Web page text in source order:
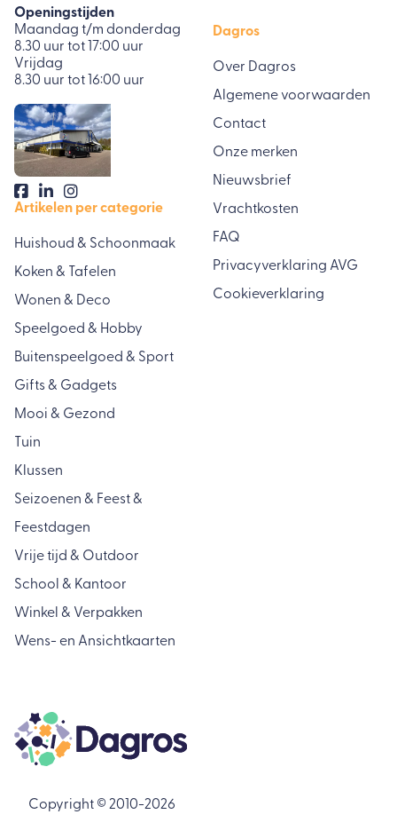
Openingstijden
Maandag t/m donderdag
8.30 uur tot 17:00 uur
Vrijdag
8.30 uur tot 16:00 uur
Artikelen per categorie
Huishoud & Schoonmaak
Koken & Tafelen
Wonen & Deco
Speelgoed & Hobby
Buitenspeelgoed & Sport
Gifts & Gadgets
Mooi & Gezond
Tuin
Klussen
Seizoenen & Feest &
Feestdagen
Vrije tijd & Outdoor
School & Kantoor
Winkel & Verpakken
Wens- en Ansichtkaarten
Dagros
Over Dagros
Algemene voorwaarden
Contact
Onze merken
Nieuwsbrief
Vrachtkosten
FAQ
Privacyverklaring AVG
Cookieverklaring
Copyright © 2010-2026